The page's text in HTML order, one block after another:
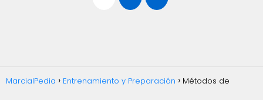
MarcialPedia Entrenamiento y Preparación Métodos de